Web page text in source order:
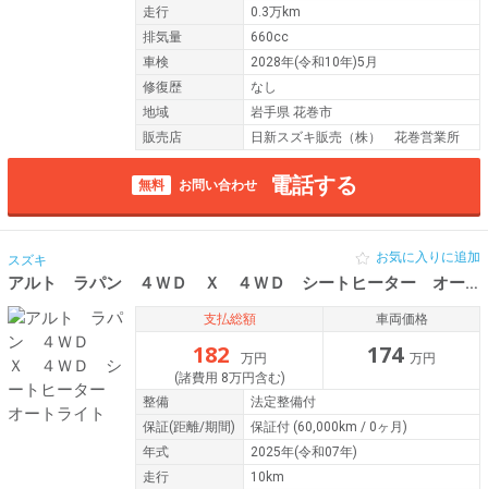
走行
0.3万km
排気量
660cc
車検
2028年(令和10年)5月
修復歴
なし
地域
岩手県 花巻市
販売店
日新スズキ販売（株） 花巻営業所
無料 お問い合わせ 電話する
スズキ
アルト ラパン ４ＷＤ Ｘ ４ＷＤ シートヒーター オートライト
お気に入りに追加
支払総額
182
万円
(諸費用 8万円含む)
車両価格
174 万円
整備
法定整備付
保証(距離/期間) 保証付 (60,000km / 0ヶ月)
年式
2025年(令和07年)
走行
10km